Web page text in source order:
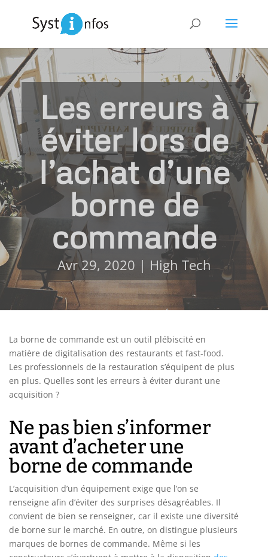
Les erreurs à
éviter lors de
l’achat d’une
borne de
commande
Avr 29, 2020 | High Tech
La borne de commande est un outil plébiscité en
matière de digitalisation des restaurants et fast-food.
Les professionnels de la restauration s’équipent de plus
en plus. Quelles sont les erreurs à éviter durant une
acquisition ?
Ne pas bien s’informer
avant d’acheter une
borne de commande
L’acquisition d’un équipement exige que l’on se
renseigne afin d’éviter des surprises désagréables. Il
convient de bien se renseigner, car il existe une diversité
de borne sur le marché. En outre, on distingue plusieurs
marques de bornes de commande. Même si les